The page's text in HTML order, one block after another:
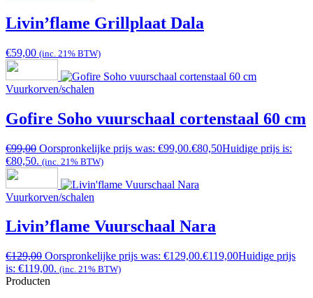
Livin’flame Grillplaat Dala
€59,00 (inc. 21% BTW)
Vuurkorven/schalen
Gofire Soho vuurschaal cortenstaal 60 cm
€99,00 Oorspronkelijke prijs was: €99,00.€80,50Huidige prijs is:
€80,50. (inc. 21% BTW)
Vuurkorven/schalen
Livin’flame Vuurschaal Nara
€129,00 Oorspronkelijke prijs was: €129,00.€119,00Huidige prijs
is: €119,00. (inc. 21% BTW)
Producten